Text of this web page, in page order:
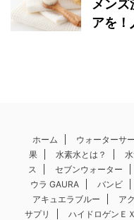
メン
アを！
ホーム ウォーターサ
果
水素水とは？
ス
セブンウォーター
ウラ GAURA
バンビ
アキュエラブルー
ア
サプリ
ハイドロゲンＥＸ